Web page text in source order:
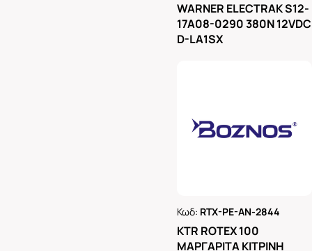
WARNER ELECTRAK S12-
17A08-0290 380N 12VDC
D-LA1SX
Κωδ: RTX-PE-AN-2844
KTR ROTEX 100
ΜΑΡΓΑΡΙΤΑ ΚΙΤΡΙΝΗ